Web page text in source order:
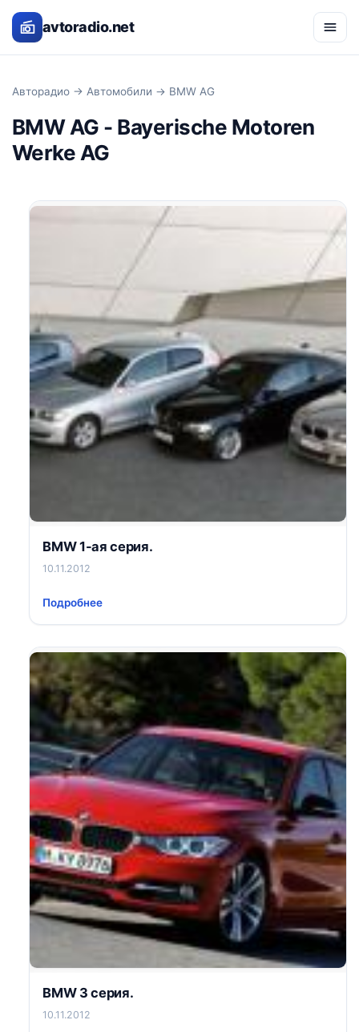
avtoradio.net
Авторадио → Автомобили → BMW AG
BMW AG - Bayerische Motoren
Werke AG
BMW 1-ая серия.
10.11.2012
Подробнее
BMW 3 серия.
10.11.2012